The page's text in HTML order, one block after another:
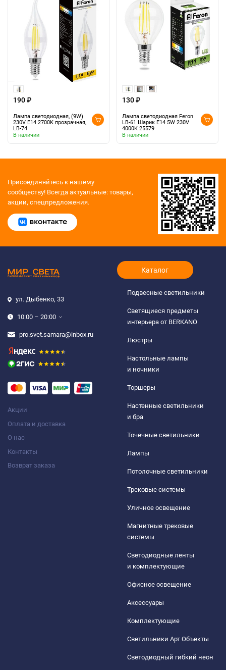
190 ₽
Лампа светодиодная, (9W)
230V E14 2700K прозрачная,
LB-74
В наличии
130 ₽
Лампа светодиодная Feron
LB-61 Шарик E14 5W 230V
4000K 25579
В наличии
Присоединяйтесь к нашему
сообществу! Всегда актуальные: товары,
акции, спецпредложения.
ул. Дыбенко, 33
10:00 – 20:00
pro.svet.samara@inbox.ru
Акции
Оплата и доставка
О нас
Контакты
Возврат заказа
Каталог
Подвесные светильники
Светящиеся предметы
интерьера от BERKANO
Люстры
Настольные лампы
и ночники
Торшеры
Настенные светильники
и бра
Точечные светильники
Лампы
Потолочные светильники
Трековые системы
Уличное освещение
Магнитные трековые
системы
Светодиодные ленты
и комплектующие
Офисное освещение
Аксессуары
Комплектующие
Светильники Арт Объекты
Светодиодный гибкий неон